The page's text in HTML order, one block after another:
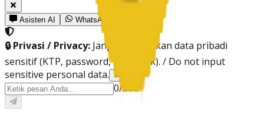
Asisten AI WhatsApp
🔒 Privasi / Privacy: Jangan masukkan data pribadi
sensitif (KTP, password, info bank). / Do not input
sensitive personal data. ✕
0/500